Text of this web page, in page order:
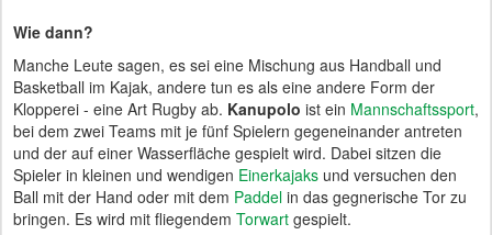
Wie dann?
Manche Leute sagen, es sei eine Mischung aus Handball und
Basketball im Kajak, andere tun es als eine andere Form der
Klopperei - eine Art Rugby ab. Kanupolo ist ein Mannschaftssport,
bei dem zwei Teams mit je fünf Spielern gegeneinander antreten
und der auf einer Wasserfläche gespielt wird. Dabei sitzen die
Spieler in kleinen und wendigen Einerkajaks und versuchen den
Ball mit der Hand oder mit dem Paddel in das gegnerische Tor zu
bringen. Es wird mit fliegendem Torwart gespielt.